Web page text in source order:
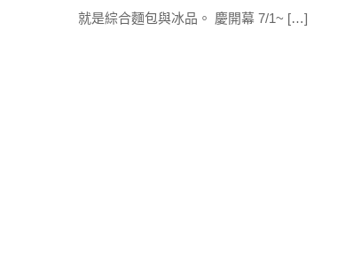
就是綜合麵包與冰品。 慶開幕 7/1~ […]